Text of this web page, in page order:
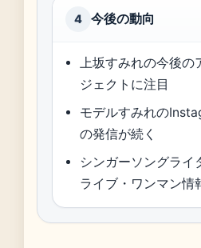
4 今後の動向
上坂すみれの今後の
ジェクトに注目
モデルすみれの
の発信が続く
シンガーソングライ
ライブ・ワンマン情